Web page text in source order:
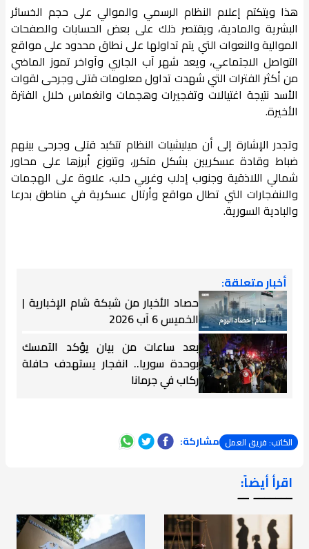
هذا ويتكتم إعلام النظام الرسمي والموالي على حجم الخسائر
البشرية والمادية، ويقتصر ذلك على بعض الحسابات والصفحات
الموالية والنعوات التي يتم تداولها على نطاق محدود على مواقع
التواصل الاجتماعي، ويعد شهر آب الجاري وآواخر تموز الماضي
من أكثر الفترات التي شهدت تداول معلومات قتلى وجرحى لقوات
الأسد نتيجة اغتيالات وتفجيرات وهجمات وانغماس خلال الفترة
الأخيرة.
وتجدر الإشارة إلى أن ميليشيات النظام تتكبد قتلى وجرحى بينهم
ضباط وقادة عسكريين بشكل متكرر، وتتوزع أبرزها على محاور
شمالي اللاذقية وجنوب إدلب وغربي حلب، علاوة على الهجمات
والانفجارات التي تطال مواقع وأرتال عسكرية في مناطق بدرعا
والبادية السورية.
أخبار متعلقة:
حصاد الأخبار من شبكة شام الإخبارية |
الخميس 6 آب 2026
بعد ساعات من بيان يؤكد التمسك
بوحدة سوريا.. انفجار يستهدف حافلة
ركاب في جرمانا
الكاتب: فريق العمل مشاركة:
اقرأ أيضاً:
ـــــــ ــ